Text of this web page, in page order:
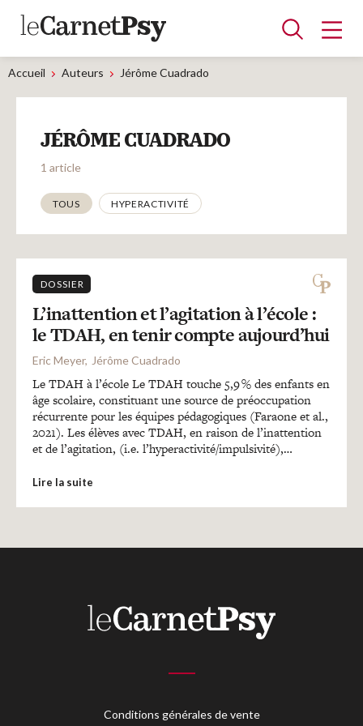
Articles
A la une
Adolescence
Dispositif
Enfance
Périnatalité
Psychanalyse
Psychopathologie
Soin
Dossiers
Blocs-notes
Recherches
Entretiens
Revues
Accueil Auteurs Jérôme Cuadrado
JÉRÔME CUADRADO
1 article
Thématiques
TOUS HYPERACTIVITÉ
DOSSIER
L’inattention et l’agitation à l’école :
le TDAH, en tenir compte aujourd’hui
Eric Meyer Jérôme Cuadrado
Le TDAH à l’école Le TDAH touche 5,9 % des enfants en
âge scolaire, constituant une source de préoccupation
récurrente pour les équipes pédagogiques (Faraone et al.,
2021). Les élèves avec TDAH, en raison de l’inattention
et de l’agitation, (i.e. l’hyperactivité/impulsivité),…
Lire la suite
Conditions générales de vente